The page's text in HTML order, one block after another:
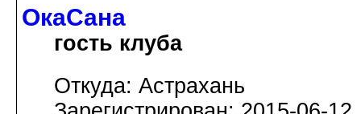
ОкаСана
гость клуба
Откуда: Астрахань